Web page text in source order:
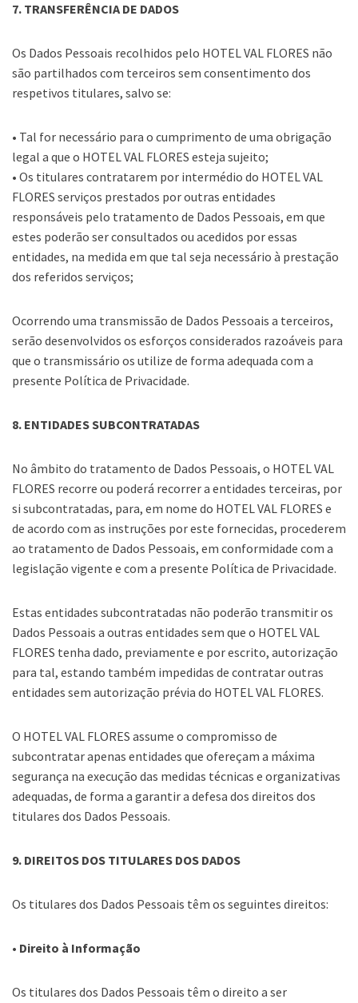
7. TRANSFERÊNCIA DE DADOS
Os Dados Pessoais recolhidos pelo HOTEL VAL FLORES não
são partilhados com terceiros sem consentimento dos
respetivos titulares, salvo se:
• Tal for necessário para o cumprimento de uma obrigação
legal a que o HOTEL VAL FLORES esteja sujeito;
• Os titulares contratarem por intermédio do HOTEL VAL
FLORES serviços prestados por outras entidades
responsáveis pelo tratamento de Dados Pessoais, em que
estes poderão ser consultados ou acedidos por essas
entidades, na medida em que tal seja necessário à prestação
dos referidos serviços;
Ocorrendo uma transmissão de Dados Pessoais a terceiros,
serão desenvolvidos os esforços considerados razoáveis para
que o transmissário os utilize de forma adequada com a
presente Política de Privacidade.
8. ENTIDADES SUBCONTRATADAS
No âmbito do tratamento de Dados Pessoais, o HOTEL VAL
FLORES recorre ou poderá recorrer a entidades terceiras, por
si subcontratadas, para, em nome do HOTEL VAL FLORES e
de acordo com as instruções por este fornecidas, procederem
ao tratamento de Dados Pessoais, em conformidade com a
legislação vigente e com a presente Política de Privacidade.
Estas entidades subcontratadas não poderão transmitir os
Dados Pessoais a outras entidades sem que o HOTEL VAL
FLORES tenha dado, previamente e por escrito, autorização
para tal, estando também impedidas de contratar outras
entidades sem autorização prévia do HOTEL VAL FLORES.
O HOTEL VAL FLORES assume o compromisso de
subcontratar apenas entidades que ofereçam a máxima
segurança na execução das medidas técnicas e organizativas
adequadas, de forma a garantir a defesa dos direitos dos
titulares dos Dados Pessoais.
9. DIREITOS DOS TITULARES DOS DADOS
Os titulares dos Dados Pessoais têm os seguintes direitos:
• Direito à Informação
Os titulares dos Dados Pessoais têm o direito a ser